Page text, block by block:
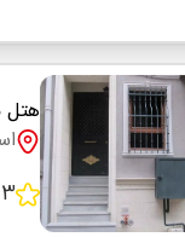
هتل
3 ستاره